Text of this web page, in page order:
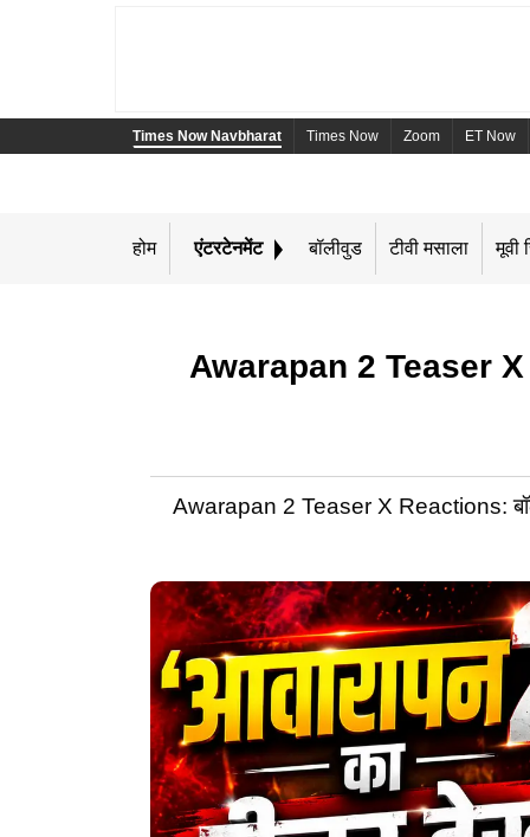
Times Now Navbharat Times Now Zoom ET Now
होम एंटरटेनमेंट बॉलीवुड टीवी मसाला मूवी
Awarapan 2 Teaser X
Awarapan 2 Teaser X Reactions: